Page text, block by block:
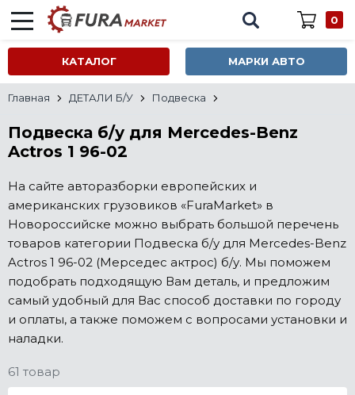
0
КАТАЛОГ МАРКИ АВТО
Главная ДЕТАЛИ Б/У Подвеска
Подвеска б/у для Mercedes-Benz
Actros 1 96-02
На сайте авторазборки европейских и
американских грузовиков «FuraMarket» в
Новороссийске можно выбрать большой перечень
товаров категории Подвеска б/у для Mercedes-Benz
Actros 1 96-02 (Мерседес актрос) б/у. Мы поможем
подобрать подходящую Вам деталь, и предложим
самый удобный для Вас способ доставки по городу
и оплаты, а также поможем с вопросами установки и
наладки.
61 товар